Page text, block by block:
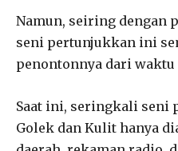
Namun, seiring dengan
seni pertunjukkan ini
penontonnya dari waktu
Saat ini, seringkali seni
Golek dan Kulit hanya